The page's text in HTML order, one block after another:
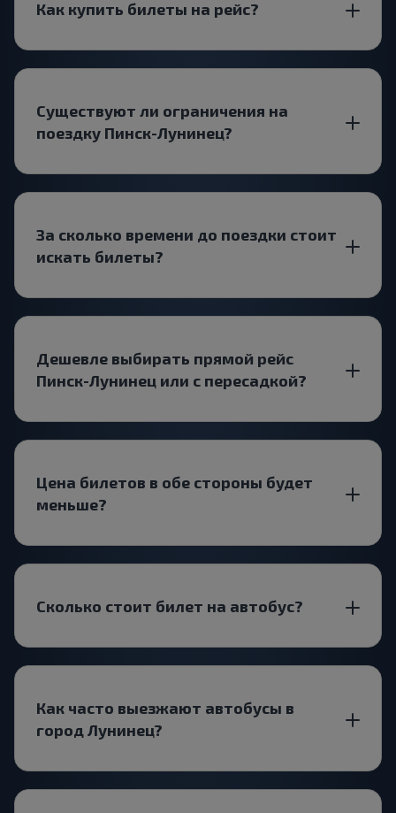
Как купить билеты на рейс?
Существуют ли ограничения на
поездку Пинск-Лунинец?
За сколько времени до поездки стоит
искать билеты?
Дешевле выбирать прямой рейс
Пинск-Лунинец или с пересадкой?
Цена билетов в обе стороны будет
меньше?
Сколько стоит билет на автобус?
Как часто выезжают автобусы в
город Лунинец?